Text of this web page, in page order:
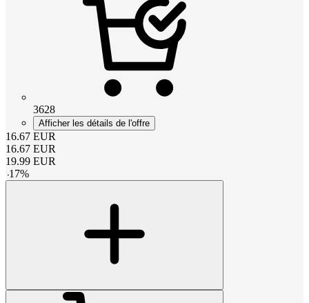
3628
Afficher les détails de l'offre
16.67 EUR
16.67 EUR
19.99 EUR
-17%